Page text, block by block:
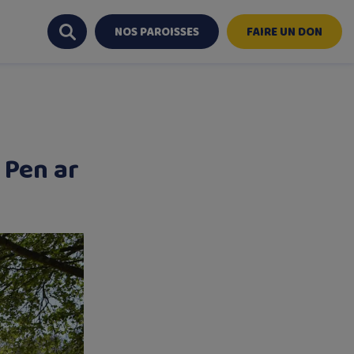
NOS PAROISSES FAIRE UN DON
ar